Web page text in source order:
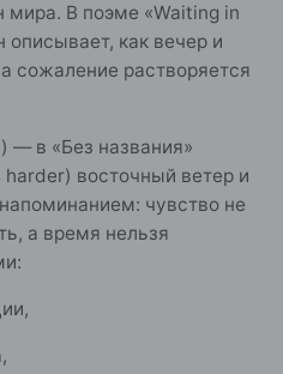
мира. В поэме «Waiting in
описывает, как вечер и
сожаление растворяется
— в «Без названия»
восточный ветер и
чувство не
а время нельзя